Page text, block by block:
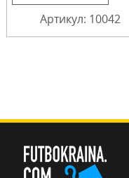
Артикул: 10042